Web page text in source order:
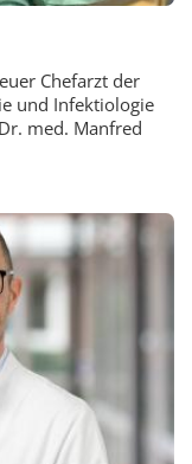
Chefarzt der
und Infektiologie
med. Manfred